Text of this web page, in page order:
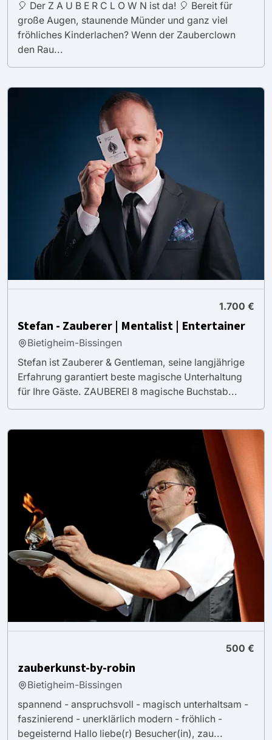
🎈 Der Z A U B E R C L O W N ist da! 🎈 Bereit für
große Augen, staunende Münder und ganz viel
fröhliches Kinderlachen? Wenn der Zauberclown
den Rau...
1.700 €
Stefan - Zauberer | Mentalist | Entertainer
Bietigheim-Bissingen
Stefan ist Zauberer & Gentleman, seine langjährige
Erfahrung garantiert beste magische Unterhaltung
für Ihre Gäste. ZAUBEREI 8 magische Buchstab...
500 €
zauberkunst-by-robin
Bietigheim-Bissingen
spannend - anspruchsvoll - magisch unterhaltsam -
faszinierend - unerklärlich modern - fröhlich -
begeisternd Hallo liebe(r) Besucher(in), zau...